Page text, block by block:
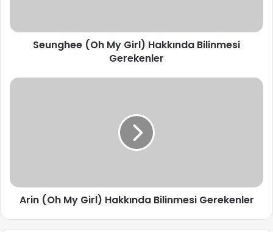
Seunghee (Oh My Girl) Hakkında Bilinmesi
Gerekenler
Arin
Arin (Oh My Girl) Hakkında Bilinmesi Gerekenler